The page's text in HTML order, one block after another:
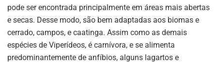
pode ser encontrada principalmente em áreas mais abertas
e secas. Desse modo, são bem adaptadas aos biomas e
cerrado, campos, e caatinga. Assim como as demais
espécies de Viperídeos, é carnívora, e se alimenta
predominantemente de anfíbios, alguns lagartos e